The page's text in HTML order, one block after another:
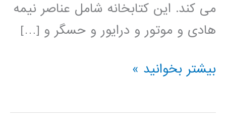
می کند. این کتابخانه شامل عناصر نیمه
هادی و موتور و درایور و حسگر و […]
فیلم
simElectronics
بیشتر بخوانید »